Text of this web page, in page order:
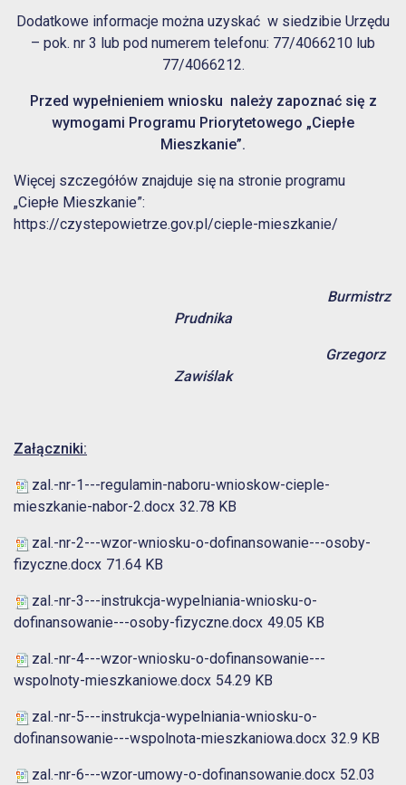
Dodatkowe informacje można uzyskać w siedzibie Urzędu
– pok. nr 3 lub pod numerem telefonu: 77/4066210 lub
77/4066212.
Przed wypełnieniem wniosku należy zapoznać się z
wymogami Programu Priorytetowego „Ciepłe
Mieszkanie”.
Więcej szczegółów znajduje się na stronie programu
„Ciepłe Mieszkanie”:
https://czystepowietrze.gov.pl/cieple-mieszkanie/
Burmistrz
Prudnika
Grzegorz
Zawiślak
Załączniki:
zal.-nr-1---regulamin-naboru-wnioskow-cieple-
mieszkanie-nabor-2.docx 32.78 KB
zal.-nr-2---wzor-wniosku-o-dofinansowanie---osoby-
fizyczne.docx 71.64 KB
zal.-nr-3---instrukcja-wypelniania-wniosku-o-
dofinansowanie---osoby-fizyczne.docx 49.05 KB
zal.-nr-4---wzor-wniosku-o-dofinansowanie---
wspolnoty-mieszkaniowe.docx 54.29 KB
zal.-nr-5---instrukcja-wypelniania-wniosku-o-
dofinansowanie---wspolnota-mieszkaniowa.docx 32.9 KB
zal.-nr-6---wzor-umowy-o-dofinansowanie.docx 52.03